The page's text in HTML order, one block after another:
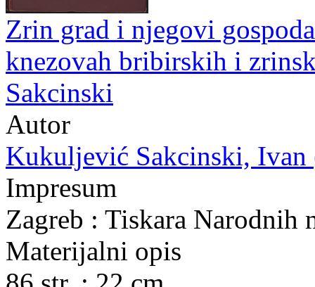
Zrin grad i njegovi
knezovah bribirskih i
Sakcinski
Autor
Kukuljević Sakcinski, Ivan
Impresum
Zagreb : Tiskara Narodnih
Materijalni opis